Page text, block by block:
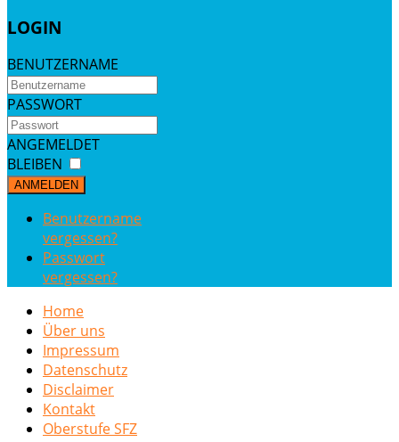
LOGIN
BENUTZERNAME
PASSWORT
ANGEMELDET
BLEIBEN
ANMELDEN
Benutzername
vergessen?
Passwort
vergessen?
Home
Über uns
Impressum
Datenschutz
Disclaimer
Kontakt
Oberstufe SFZ